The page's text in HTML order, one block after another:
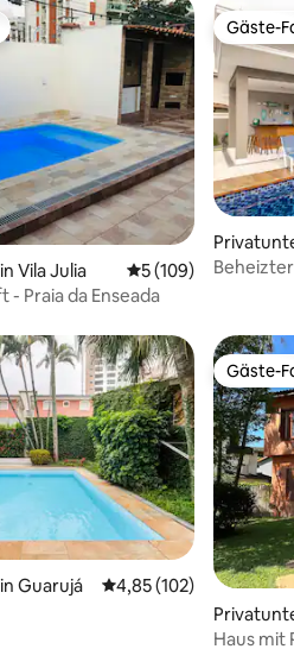
Vila Julia Durchschnittliche
5 (109)
Praia da Enseada
Gäste-
Gäste-
Praia do
Guarujá Durchschnittliche
4,85 (102)
Gäste-
Gäste-
Haus mit